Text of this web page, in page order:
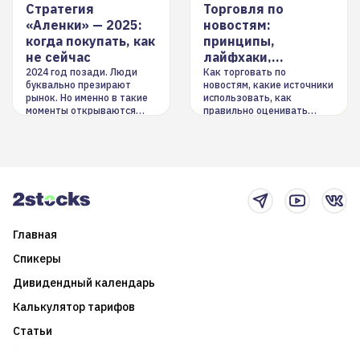
Стратегия
«Аленки» — 2025:
когда покупать, как
не сейчас
2024 год позади. Люди
буквально презирают
рынок. Но именно в такие
моменты открываются
Торговля по
новостям:
принципы,
лайфхаки,
инструменты
Как торговать по
новостям, какие источники
использовать, как
правильно оценивать
Главная
Спикеры
Дивидендный календарь
Калькулятор тарифов
Статьи